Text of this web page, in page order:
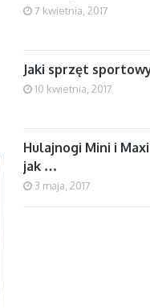
7 kwietnia, 2017
Jaki sprzęt
10 kwietnia, 2017
Hulajnogi Mini i
jak …
3 maja, 2017